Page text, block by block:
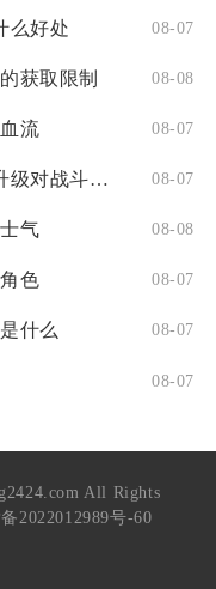
么好处 08-07
获取限制 08-08
流 08-07
在少年三国志2游戏中天下城池升级对战斗有何影响 08-07
气 08-08
色 08-07
什么 08-07
08-07
All Rights
2022012989号-60